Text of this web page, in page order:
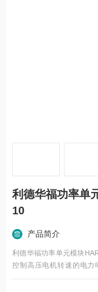
利德华福功率单
10
产品简介
利德华福功率单元模块
控制高压电机转速的电力
行、实现功能扩展及维护